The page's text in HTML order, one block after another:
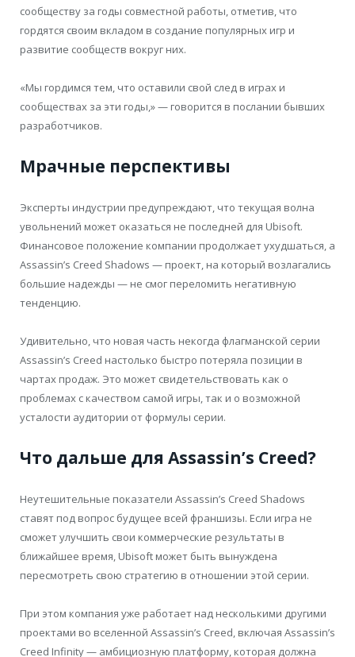
сообществу за годы совместной работы, отметив, что
гордятся своим вкладом в создание популярных игр и
развитие сообществ вокруг них.
«Мы гордимся тем, что оставили свой след в играх и
сообществах за эти годы,» — говорится в послании бывших
разработчиков.
Мрачные перспективы
Эксперты индустрии предупреждают, что текущая волна
увольнений может оказаться не последней для Ubisoft.
Финансовое положение компании продолжает ухудшаться, а
Assassin’s Creed Shadows — проект, на который возлагались
большие надежды — не смог переломить негативную
тенденцию.
Удивительно, что новая часть некогда флагманской серии
Assassin’s Creed настолько быстро потеряла позиции в
чартах продаж. Это может свидетельствовать как о
проблемах с качеством самой игры, так и о возможной
усталости аудитории от формулы серии.
Что дальше для Assassin’s Creed?
Неутешительные показатели Assassin’s Creed Shadows
ставят под вопрос будущее всей франшизы. Если игра не
сможет улучшить свои коммерческие результаты в
ближайшее время, Ubisoft может быть вынуждена
пересмотреть свою стратегию в отношении этой серии.
При этом компания уже работает над несколькими другими
проектами во вселенной Assassin’s Creed, включая Assassin’s
Creed Infinity — амбициозную платформу, которая должна